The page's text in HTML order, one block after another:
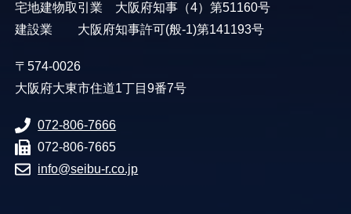
宅地建物取引業 大阪府知事（4）第51160号
建設業 大阪府知事許可(般-1)第141193号
〒574-0026
大阪府大東市住道1丁目9番7号
072-806-7666
072-806-7665
info@seibu-r.co.jp